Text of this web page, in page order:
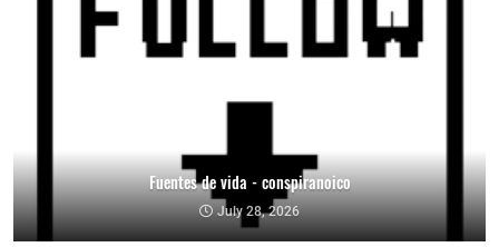
Fuentes de vida - conspiranoico
July 28, 2026